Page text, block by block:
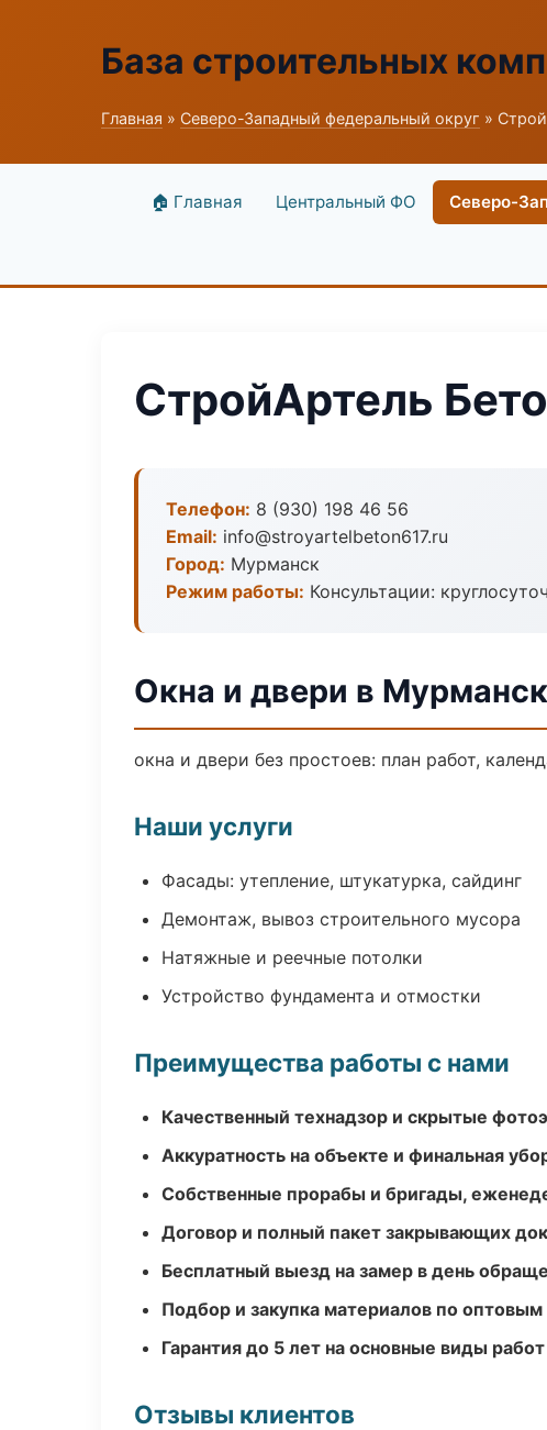
База строительных
Главная » Северо-Западный федеральный округ »
🏠 Главная Центральный ФО Северо-
СтройАртель
Телефон: 8 (930) 198 46 56
Email: info@stroyartelbeton617.ru
Город: Мурманск
Режим работы: Консультации:
Окна и двери в Мурманск
окна и двери без простоев: план работ,
Наши услуги
Фасады: утепление, штукатурка, сайдинг
Демонтаж, вывоз строительного мусора
Натяжные и реечные потолки
Устройство фундамента и отмостки
Преимущества работы с нами
Качественный технадзор и скрытые
Аккуратность на объекте и финальная
Собственные прорабы и бригады,
Договор и полный пакет закрывающих
Бесплатный выезд на замер в день
Подбор и закупка материалов по
Гарантия до 5 лет на основные виды работ
Отзывы клиентов